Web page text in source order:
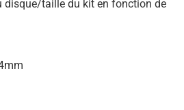
disque/taille du kit en fonction de